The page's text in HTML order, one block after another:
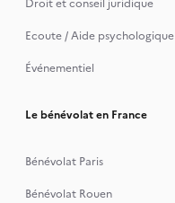
Droit et conseil juridique
Ecoute / Aide psychologique
Événementiel
Le bénévolat en France
Bénévolat Paris
Bénévolat Rouen